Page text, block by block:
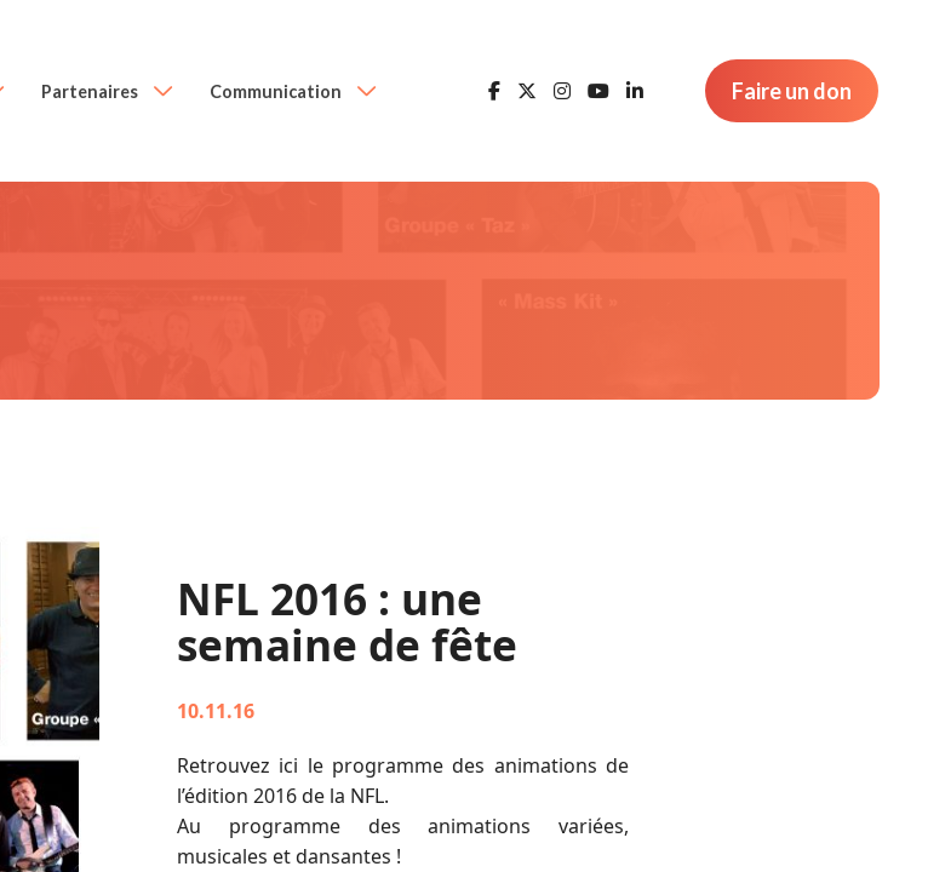
Partenaires Communication Faire un don
NFL 2016 : une
semaine de fête
10.11.16
Retrouvez ici le programme des animations de
l’édition 2016 de la NFL.
Au programme des animations variées,
musicales et dansantes !